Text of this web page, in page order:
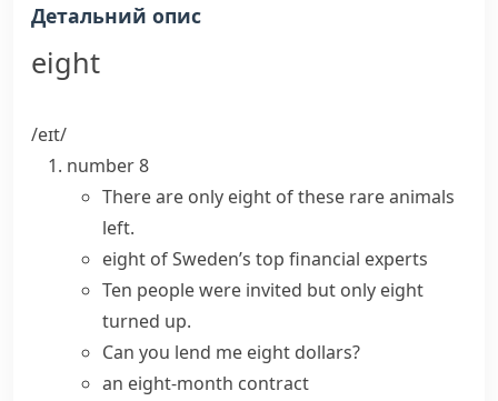
Детальний опис
eight
/eɪt/
number8
There are only eight of these rare animals
left.
eight of Sweden’s top financial experts
Ten people were invited but only eight
turned up.
Can you lend me eight dollars?
an eight-month contract